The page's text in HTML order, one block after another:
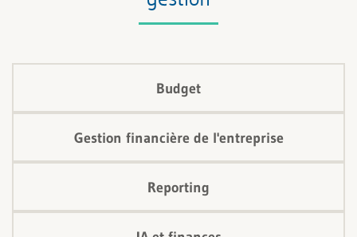
Budget
Gestion financière de l'entreprise
Reporting